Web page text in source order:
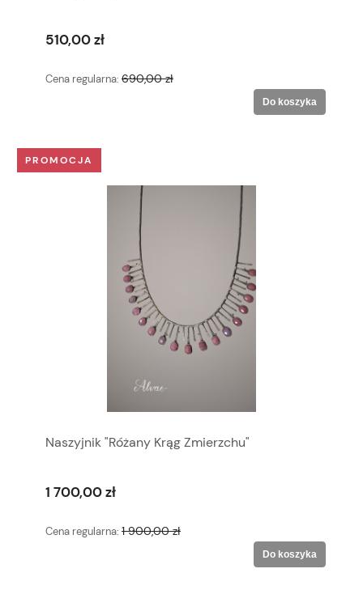
510,00 zł
Cena regularna: 690,00 zł
Do koszyka
Naszyjnik "Różany Krąg Zmierzchu"
1 700,00 zł
Cena regularna: 1 900,00 zł
Do koszyka
PROMOCJA